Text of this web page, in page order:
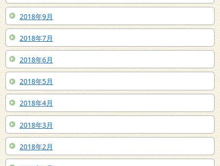
2018年9月
2018年7月
2018年6月
2018年5月
2018年4月
2018年3月
2018年2月